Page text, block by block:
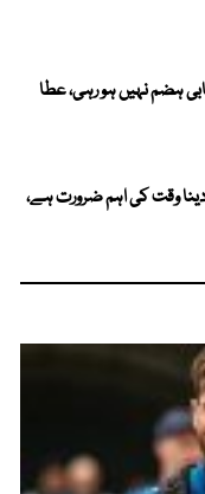
ہضم نہیں ہو رہی، عطا
دینا وقت کی اہم ضرورت ہے،